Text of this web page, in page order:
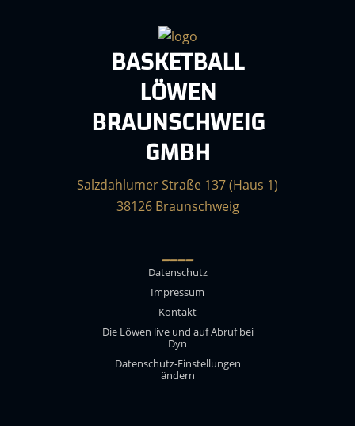
BASKETBALL
LÖWEN
BRAUNSCHWEIG
GMBH
Salzdahlumer Straße 137 (Haus 1)
38126 Braunschweig
____
Datenschutz
Impressum
Kontakt
Die Löwen live und auf Abruf bei
Dyn
Datenschutz-Einstellungen
ändern